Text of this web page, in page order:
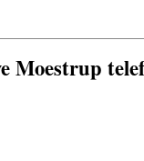
Moestrup